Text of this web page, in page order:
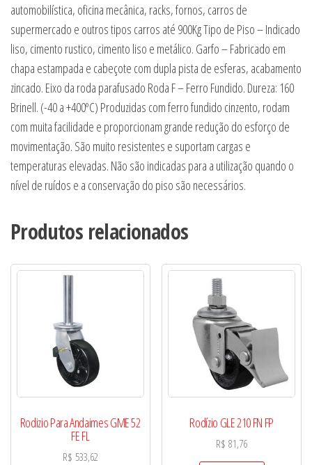
automobilística, oficina mecânica, racks, fornos, carros de
supermercado e outros tipos carros até 900Kg Tipo de Piso – Indicado
liso, cimento rustico, cimento liso e metálico. Garfo – Fabricado em
chapa estampada e cabeçote com dupla pista de esferas, acabamento
zincado. Eixo da roda parafusado Roda F – Ferro Fundido. Dureza: 160
Brinell. (-40 a +400ºC) Produzidas com ferro fundido cinzento, rodam
com muita facilidade e proporcionam grande redução do esforço de
movimentação. São muito resistentes e suportam cargas e
temperaturas elevadas. Não são indicadas para a utilização quando o
nível de ruídos e a conservação do piso são necessários.
Produtos relacionados
Rodizio Para Andaimes GME 52
FE FL
R$ 533,62
Rodízio GLE 210 FN FP
R$ 81,76